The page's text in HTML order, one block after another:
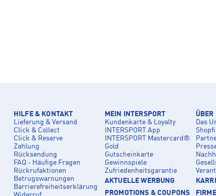
HILFE & KONTAKT
Lieferung & Versand
Click & Collect
Click & Reserve
Zahlung
Rücksendung
FAQ - Häufige Fragen
Rückrufaktionen
Betrugswarnungen
Barrierefreiheitserklärung
MEIN INTERSPORT
Kundenkarte & Loyalty
INTERSPORT App
INTERSPORT Mastercard®
Gold
Gutscheinkarte
Gewinnspiele
Zufriedenheitsgarantie
AKTUELLE WERBUNG
PROMOTIONS & COUPONS
ÜBER
Das